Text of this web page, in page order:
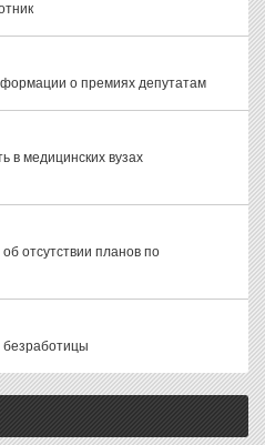
о премиях депутатам
в медицинских вузах
отсутствии планов по
безработицы